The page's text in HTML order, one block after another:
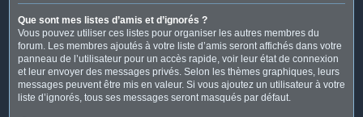
Que sont mes listes d’amis et d’ignorés ?
Vous pouvez utiliser ces listes pour organiser les autres membres du
forum. Les membres ajoutés à votre liste d’amis seront affichés dans votre
panneau de l’utilisateur pour un accès rapide, voir leur état de connexion
et leur envoyer des messages privés. Selon les thèmes graphiques, leurs
messages peuvent être mis en valeur. Si vous ajoutez un utilisateur à votre
liste d’ignorés, tous ses messages seront masqués par défaut.